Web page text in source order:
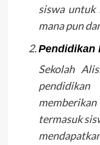
siswa untuk
mana pun
Pendidikan
Sekolah
memberikan
termasuk